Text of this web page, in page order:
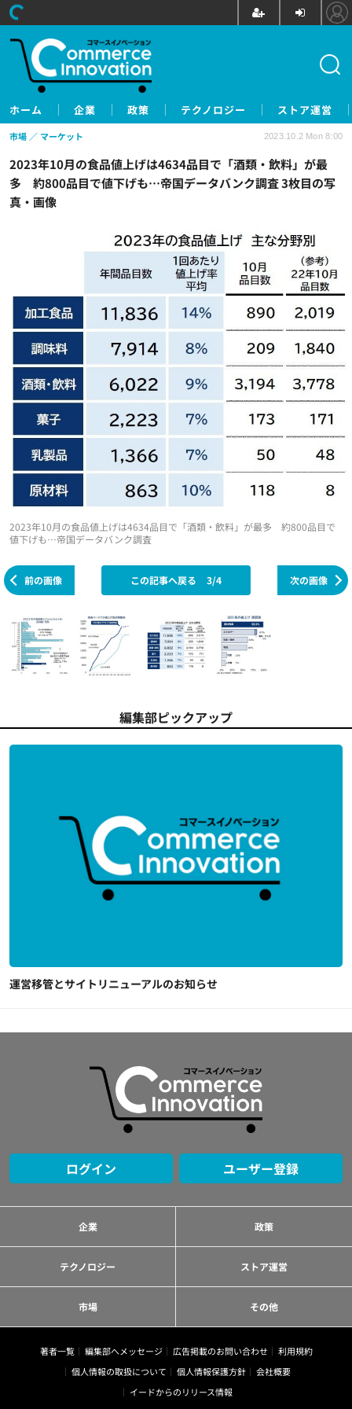
ホーム 企業 政策 テクノロジー ストア運営
2023年10月の食品値上げは4634品目で「酒類・飲料」が最
多 約800品目で値下げも…帝国データバンク調査 3枚目の写
真・画像
市場 マーケット 2023.10.2 Mon 8:00
2023年10月の食品値上げは4634品目で「酒類・飲料」が最多 約800品目で
値下げも…帝国データバンク調査
前の画像 次の画像
この記事へ戻る 3/4
編集部ピックアップ
運営移管とサイトリニューアルのお知らせ
ログイン ユーザー登録
企業 政策
テクノロジー ストア運営
市場 その他
著者一覧 編集部へメッセージ 広告掲載のお問い合わせ
利用規約
個人情報の取扱について
個人情報保護方針
会社概要
イードからのリリース情報